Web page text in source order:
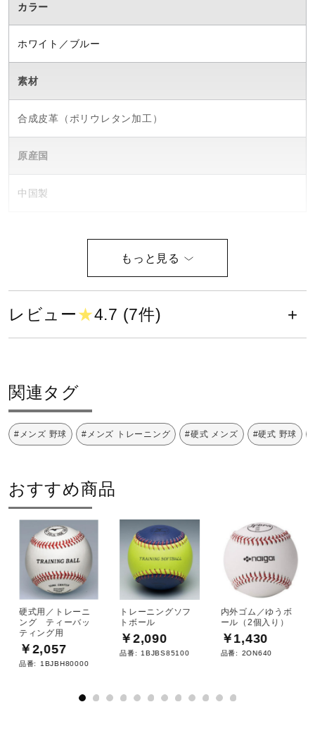
ワーキング
ウォーキングシューズ
寝具／ミズノスリープ
アウトドア／レイン
健康／エクササイズ
メディカル
コラボ／ライセンス
セール
その他
カラー
ホワイト／ブルー
素材
合成皮革（ポリウレタン加工）
原産国
中国製
レビュー★4.7 (7件)
関連タグ
#メンズ 野球 #メンズ トレーニング #硬式 メンズ #硬式 野球
おすすめ商品
硬式用／トレーニ
ング ティーバッ
ティング用
￥2,057
品番: 1BJBH80000
トレーニングソフ
トボール
￥2,090
品番: 1BJBS85100
内外ゴム／ゆうボ
ール（2個入り）
￥1,430
品番: 2ON640